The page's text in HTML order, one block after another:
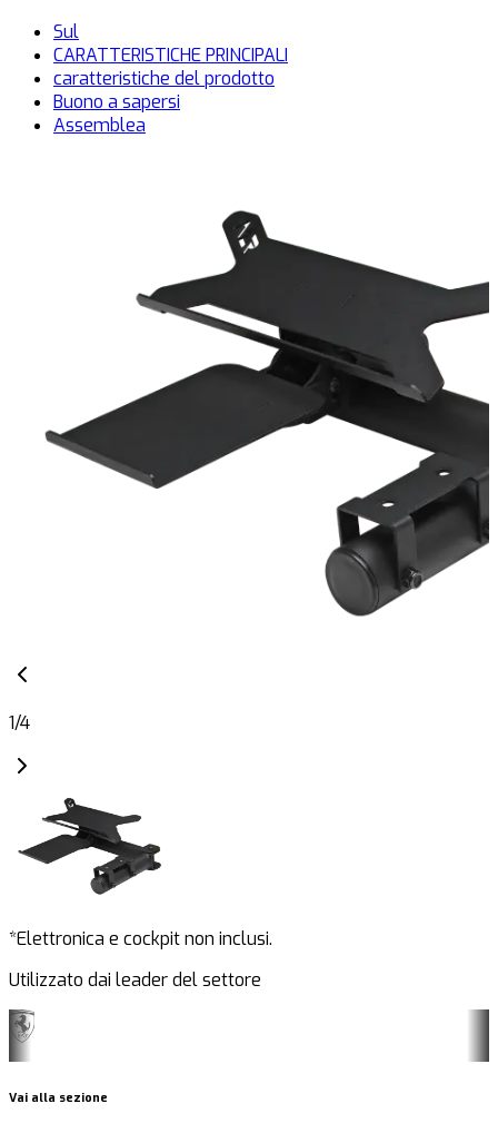
Sul
CARATTERISTICHE PRINCIPALI
caratteristiche del prodotto
Buono a sapersi
Assemblea
1/4
*Elettronica e cockpit non inclusi.
Utilizzato dai leader del settore
Vai alla sezione